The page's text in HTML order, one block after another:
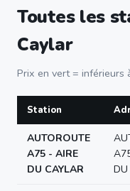
Toutes les
Caylar
Prix en vert = inférieurs
Station
AUTOROUTE
A75 - AIRE
DU CAYLAR
DU